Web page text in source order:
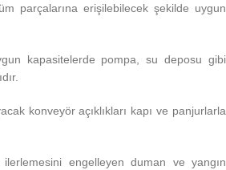
parçalarına erişilebilecek şekilde uygun
kapasitelerde pompa, su deposu gibi
konveyör açıklıkları kapı ve panjurlarla
ilerlemesini engelleyen duman ve yangın